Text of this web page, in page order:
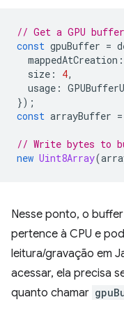
// Get a GPU
const gpuBuffer =
mappedAtCreation :
size : 4,
usage :
});
const arrayBuffer =
// Write bytes to
new Uint8Array(
Nesse ponto, o
pertence à CPU e
leitura/gravação em
acessar, ela precisa
quanto chamar